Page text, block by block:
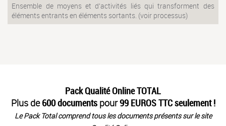
Ensemble de moyens et d'activités liés qui transforment des
éléments entrants en éléments sortants. (voir processus)
Pack Qualité Online TOTAL
Plus de600 documentspour99 EUROS TTC seulement !
Le Pack Total comprend tous les documents présents sur le site